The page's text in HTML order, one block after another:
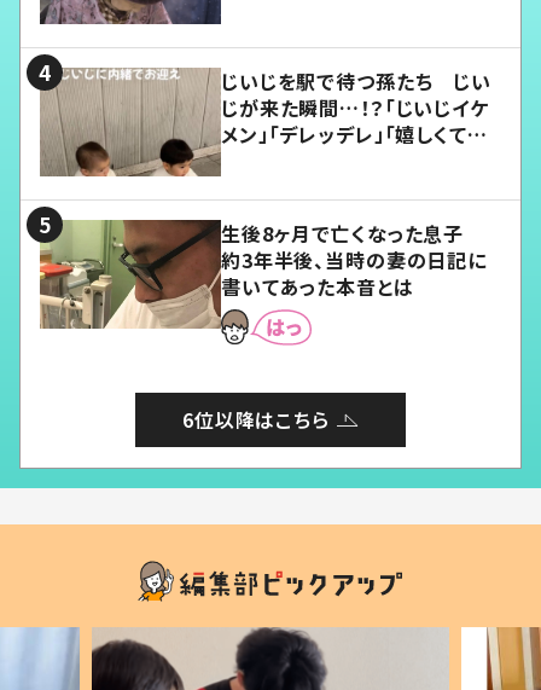
じいじを駅で待つ孫たち じい
じが来た瞬間…！？「じいじイケ
メン」「デレッデレ」「嬉しくて可
生後8ヶ月で亡くなった息子
約3年半後、当時の妻の日記に
書いてあった本音とは
6位以降はこちら